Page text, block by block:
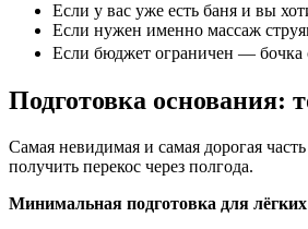
Если у вас уже есть баня и вы
Если нужен именно массаж
Если бюджет ограничен — бочка
Подготовка основания:
Самая невидимая и самая дорогая
получить перекос через полгода.
Минимальная подготовка для